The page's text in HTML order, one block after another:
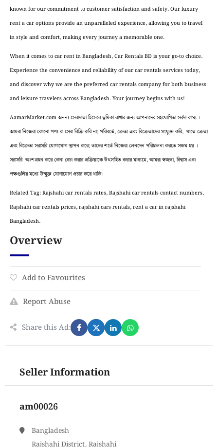
known for our commitment to customer satisfaction and safety. Our luxury
rent a car options provide an unparalleled experience, allowing you to travel
in style and comfort, making every journey a memorable one.
When it comes to car rent in Bangladesh, Car Rentals BD is your go-to choice.
Experience the convenience and reliability of our car rentals services today,
and discover why we are the preferred car rentals company for both business
and leisure travelers across Bangladesh. Your journey begins with us!
AamarMarket.com অনন্য সেবাদাতা হিসেবে ভূমিকা রাখার জন্য আপনাদের সহযোগিতা সর্বদা কাম্য ।
আমরা নিজেরা কোনো পণ্য বা সেবা বিক্রি করি না; পরিবর্তে, ক্রেতা এবং বিক্রেতাদের সংযুক্ত করি, যাতে ক্রেতা
এবং বিক্রেতা সরাসরি যোগাযোগ স্থাপন করে; তাদের শর্তে নিজেরা লেনদেন পরিচালনা করতে সক্ষম হয় ।
সরাসরি অংশগ্রহন করে কেনা বেচা করার প্রক্রিয়াকে উৎসাহিত করার মাধ্যমে, আমরা স্বচ্ছতা, বিশ্বাস এবং
পক্ষগুলির মধ্যে উন্মুক্ত যোগাযোগ প্রচার করে থাকি।
Related Tag: Rajshahi car rentals rates, Rajshahi car rentals contact numbers,
Rajshahi car rentals prices, rajshahi cars rentals, rent a car in rajshahi
Bangladesh.
Overview
Add to Favourites
Report Abuse
Share this Ad:
Seller Information
am00026
Bangladesh
Rajshahi District, Rajshahi